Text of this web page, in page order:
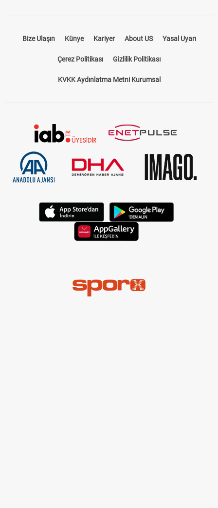
Bize Ulaşın Künye Kariyer About US Yasal Uyarı
Çerez Politikası Gizlilik Politikası
KVKK Aydınlatma Metni Kurumsal